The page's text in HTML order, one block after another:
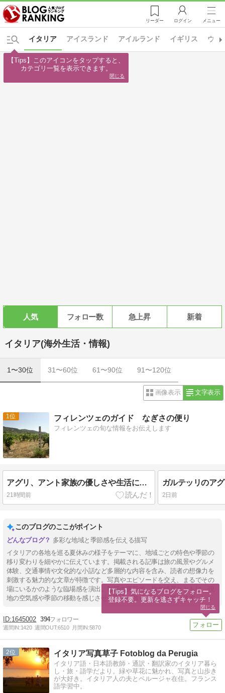
リーダー ログイン メニュー
アイスランド アイルランド イギリス
イタリア ウク
人気 フォロー数 急上昇 新着
イタリア(海外生活・情報)
1〜30位 31〜60位 61〜90位 91〜120位
画像表示 文字表示
1 フィレンツェのガイド なぎさの便り
フィレンツェの旬な情報をお伝えします
アグリ、アント家族の優しさや生活に触れて
21時間前
ガルテッリのア
2日前
このブログのここがポイント
多彩な地域と季節感を伝える描写
イタリアの各地を巡る夏休みの様子をテーマに、地域ごとの特色や季節の
移り変わりを細やかに伝えています。掲載される記事は旅の風景やグルメ
体験、交通事情や文化的な小話など多層的な内容を含み、読者の想像力を
刺激する魅力的な文章が特徴です。写真やエピソードを交え、まるでその
場にいるかのような臨場感を演出。毎回の更新で、旅の情景とともに、現
地の空気感や季節の移動を感じさせる工夫が散りばめられています。
1645002 394
週間IN:1420 週間OUT:6510 月間IN:5870
2 イタリア写真草子 Fotoblog da Perugia
イタリア語・日本語教師・通訳・翻訳家のイタリア暮ら
し・旅・語学だより。緑や草花に魅かれ、写真と山歩き
が大好き。イタリア人の夫とペルージャ在住。フランス
語学習中。
【Tips】このアイコンをタップすると、
カテゴリ一覧を表示できます。
閉じる
【Tips】気になるブログをフォロー。
登録不要。更新を逃さずキャッチ！
閉じる